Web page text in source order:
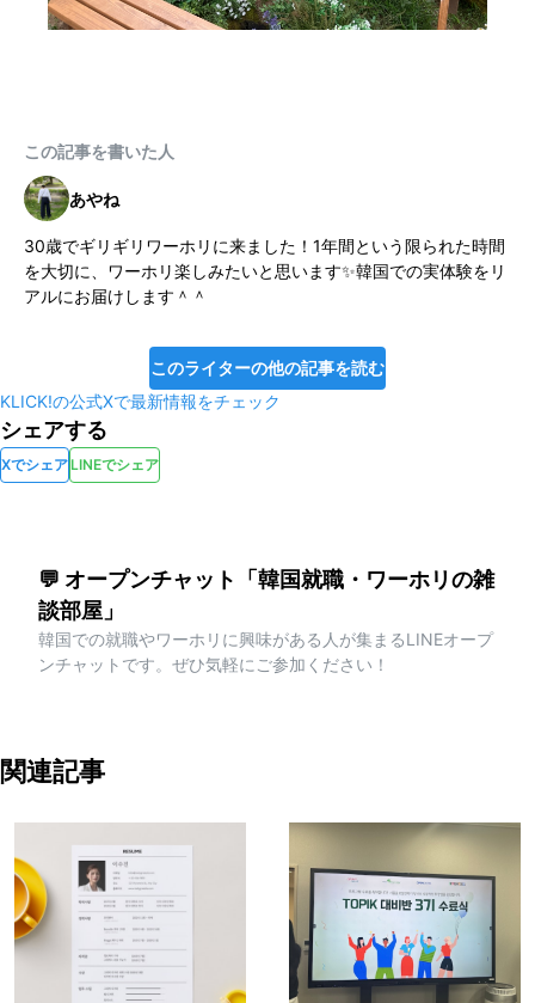
この記事を書いた人
あやね
30歳でギリギリワーホリに来ました！1年間という限られた時間
を大切に、ワーホリ楽しみたいと思います✨韓国での実体験をリ
アルにお届けします＾＾
このライターの他の記事を読む
KLICK!の公式Xで最新情報をチェック
シェアする
XでシェアLINEでシェア
💬 オープンチャット「韓国就職・ワーホリの雑
談部屋」
韓国での就職やワーホリに興味がある人が集まるLINEオープ
ンチャットです。ぜひ気軽にご参加ください！
関連記事